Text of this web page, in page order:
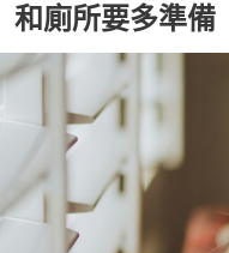
和廁所要多準